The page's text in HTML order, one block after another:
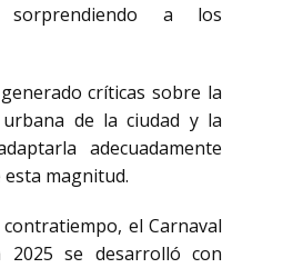
a los
críticas sobre la
de la ciudad y la
adecuadamente
magnitud.
el Carnaval
2025 se desarrolló con